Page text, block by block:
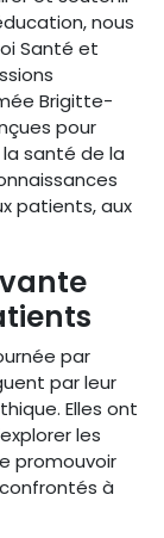
nous
Santé et
Brigitte-
pour
santé de la
patients, aux
par
par leur
Elles ont
les
promouvoir
à